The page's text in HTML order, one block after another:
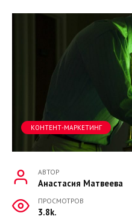
КОНТЕНТ-МАРКЕТИНГ
АВТОР
Анастасия Матвеева
ПРОСМОТРОВ
3.8k.